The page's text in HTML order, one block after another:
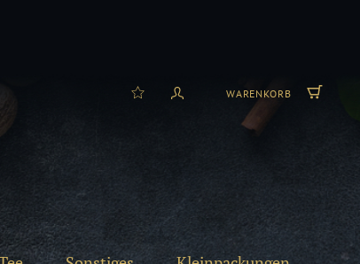
WARENKORB